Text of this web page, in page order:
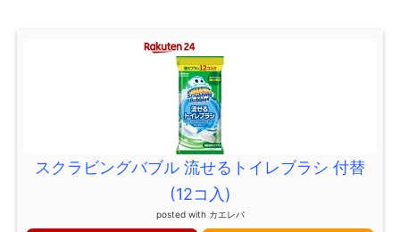
スクラビングバブル 流せるトイレブラシ 付替
(12コ入)
posted with カエレバ